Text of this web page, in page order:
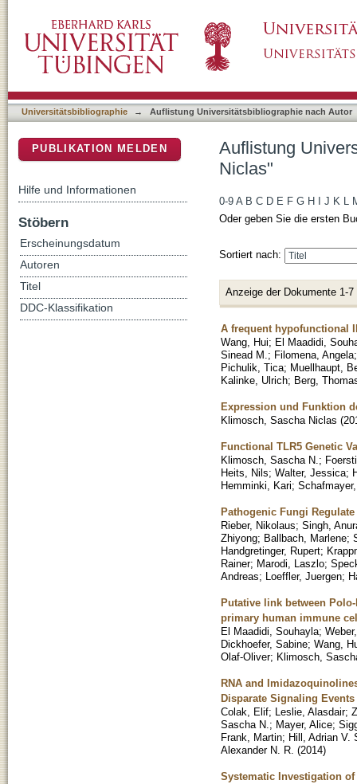
Universitätsbibliographie → Auflistung Universitätsbibliographie nach Autor
Auflistung
Niclas"
0-9 A B C D E F G H J K L
Oder geben Sie die ersten
Sortiert nach:
Anzeige der Dokumente 1-7
A frequent hypofunctional
Wang, Hui; El Maadidi,
Sinead M. ; Filomena, Angela
Pichulik, Tica; Muellhaupt,
Kalinke, Ulrich; Berg,
Expression und Funktion
Klimosch, Sascha Niclas (
Functional TLR5 Genetic
Klimosch, Sascha N. ;
Heits, Nils; Walter, Jessica;
Hemminki, Kari;
Pathogenic Fungi
Rieber, Nikolaus; Singh,
Zhiyong; Ballbach, Marlene;
Handgretinger, Rupert;
Rainer; Marodi, Laszlo;
Andreas; Loeffler, Juergen;
Putative link between
primary human immune
El Maadidi, Souhayla;
Dickhoefer, Sabine; Wang,
Olaf-Oliver; Klimosch,
RNA and
Disparate Signaling Events
Colak, Elif; Leslie, Alasdair;
Sascha N. ; Mayer, Alice;
Frank, Martin; Hill, Adrian V.
Alexander N. R. (2014)
Systematic Investigation
PUBLIKATION MELDEN
Hilfe und Informationen
Stöbern
Erscheinungsdatum
Autoren
Titel
DDC-Klassifikation